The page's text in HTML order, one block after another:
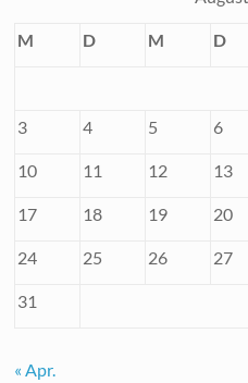
M D M D
3 4 5 6
10 11 12 13
17 18 19 20
24 25 26 27
31
« Apr.